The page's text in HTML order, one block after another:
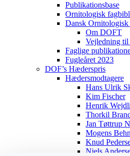
Publikationsbase
Ornitologisk
Dansk
Om DOFT
Vejledning til
Faglige
Fugleåret 2023
DOF’s Hæderspris
Hædersmodtagere
Hans Ulrik
Kim Fischer
Henrik
Thorkil
Jan Tøttrup
Mogens
Knud
Niels